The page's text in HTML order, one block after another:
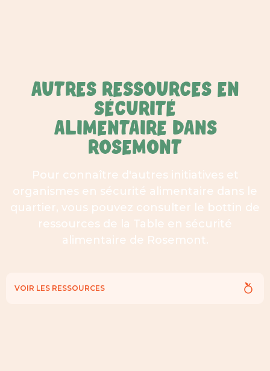
AUTRES RESSOURCES EN
SÉCURITÉ
ALIMENTAIRE DANS
ROSEMONT
Pour connaître d'autres initiatives et
organismes en sécurité alimentaire dans le
quartier, vous pouvez consulter le bottin de
ressources de la Table en sécurité
alimentaire de Rosemont.
VOIR LES RESSOURCES